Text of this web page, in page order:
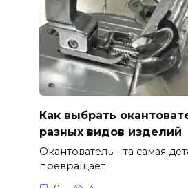
Как выбрать
разных видов изделий
Окантователь – та самая
превращает